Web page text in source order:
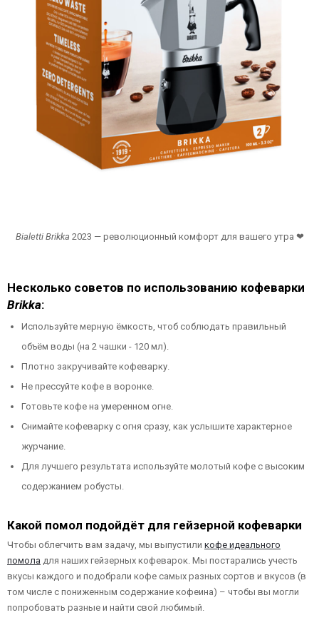
Bialetti Brikka 2023 — революционный комфорт для вашего утра ❤
Несколько советов по использованию кофеварки
Brikka:
Используйте мерную ёмкость, чтоб соблюдать правильный
объём воды (на 2 чашки - 120 мл).
Плотно закручивайте кофеварку.
Не прессуйте кофе в воронке.
Готовьте кофе на умеренном огне.
Снимайте кофеварку с огня сразу, как услышите характерное
журчание.
Для лучшего результата используйте молотый кофе с высоким
содержанием робусты.
Какой помол подойдёт для гейзерной кофеварки
Чтобы облегчить вам задачу, мы выпустили кофе идеального
помола для наших гейзерных кофеварок. Мы постарались учесть
вкусы каждого и подобрали кофе самых разных сортов и вкусов (в
том числе с пониженным содержание кофеина) – чтобы вы могли
попробовать разные и найти свой любимый.